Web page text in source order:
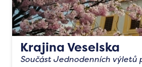
Krajina Veselska
Součást Jednodenních výletů